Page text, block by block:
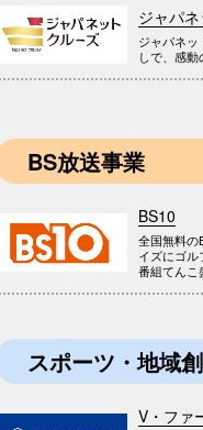
ジャパ
ジャパネッ
しで、感動
BS放送事業
BS10
全国無料の
イズにゴ
番組てんこ
スポーツ・地域
V・ファ